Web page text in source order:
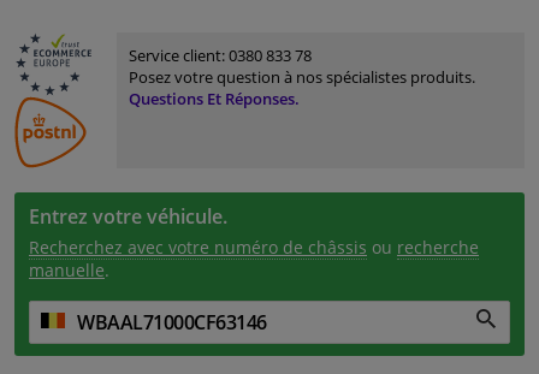
Service client:0380 833 78
Posez votre question à nos spécialistes produits.
Questions Et Réponses.
Entrez votre véhicule.
Recherchez avec votre numéro de châssis ou recherche
manuelle.